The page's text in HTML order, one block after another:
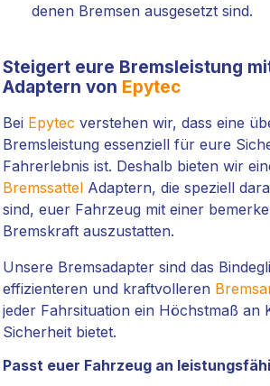
denen Bremsen ausgesetzt sind.
Steigert eure Bremsleistung
Adaptern von Epytec
Bei Epytec verstehen wir, dass eine
Bremsleistung essenziell für eure
Fahrerlebnis ist. Deshalb bieten wir
BremssattelAdaptern, die speziell
sind, euer Fahrzeug mit einer
Bremskraft auszustatten.
Unsere Bremsadapter sind das
effizienteren und kraftvolleren
jeder Fahrsituation ein Höchstmaß an
Sicherheit bietet.
Passt euer Fahrzeug an